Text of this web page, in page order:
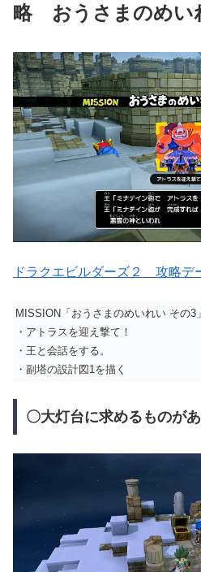
略 おうさまのめい
ドラクエビルダーズ２ 攻略デ
MISSION「おうさまのめいれい その3」
・アトラスを迎え撃て！
・王と会話をする。
・副塔の設計図1を描く
〇大灯台に求めるものが